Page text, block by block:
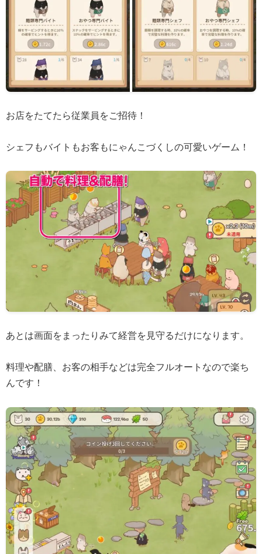
お店をたてたら従業員をご招待！
シェフもバイトもお客もにゃんこづくしの可愛いゲーム！
あとは画面をまったりみて経営を見守るだけになります。
料理や配膳、お客の相手などは完全フルオートなので楽ち
んです！